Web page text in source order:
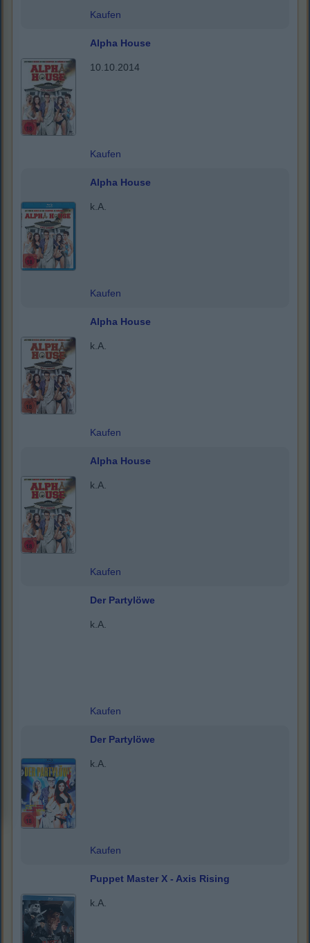
Kaufen
Alpha House
10.10.2014
Kaufen
Alpha House
k.A.
Kaufen
Alpha House
k.A.
Kaufen
Alpha House
k.A.
Kaufen
Der Partylöwe
k.A.
Kaufen
Der Partylöwe
k.A.
Kaufen
Puppet Master X - Axis Rising
k.A.